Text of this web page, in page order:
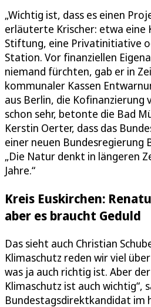
„Wichtig ist, dass es einen
erläuterte Krischer: etwa eine
Stiftung, eine Privatinitiative
Station. Vor finanziellen
niemand fürchten, gab er in
kommunaler Kassen
aus Berlin, die Kofinanzierung
schon sehr, betonte die Bad
Kerstin Oerter, dass das
einer neuen Bundesregierung
„Die Natur denkt in längeren
Jahre.“
Kreis Euskirchen:
aber es braucht Geduld
Das sieht auch Christian
Klimaschutz reden wir viel
was ja auch richtig ist. Aber
Klimaschutz ist auch wichtig“,
Bundestagsdirektkandidat im